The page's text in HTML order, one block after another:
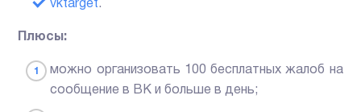
vktarget.
Плюсы:
можно организовать 100 бесплатных жалоб на
сообщение в ВК и больше в день;